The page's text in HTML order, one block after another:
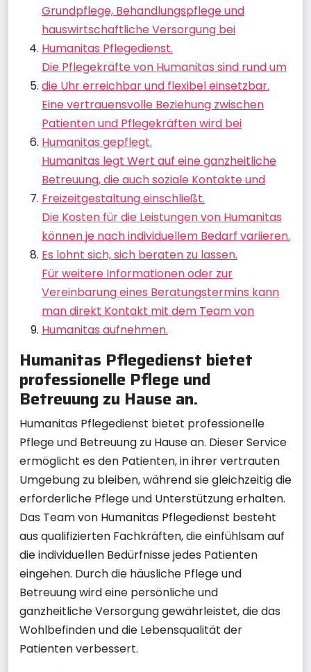
Grundpflege, Behandlungspflege und
hauswirtschaftliche Versorgung bei
Humanitas Pflegedienst.
Die Pflegekräfte von Humanitas sind rund um
die Uhr erreichbar und flexibel einsetzbar.
Eine vertrauensvolle Beziehung zwischen
Patienten und Pflegekräften wird bei
Humanitas gepflegt.
Humanitas legt Wert auf eine ganzheitliche
Betreuung, die auch soziale Kontakte und
Freizeitgestaltung einschließt.
Die Kosten für die Leistungen von Humanitas
können je nach individuellem Bedarf variieren.
Es lohnt sich, sich beraten zu lassen.
Für weitere Informationen oder zur
Vereinbarung eines Beratungstermins kann
man direkt Kontakt mit dem Team von
Humanitas aufnehmen.
Humanitas Pflegedienst bietet
professionelle Pflege und
Betreuung zu Hause an.
Humanitas Pflegedienst bietet professionelle
Pflege und Betreuung zu Hause an. Dieser Service
ermöglicht es den Patienten, in ihrer vertrauten
Umgebung zu bleiben, während sie gleichzeitig die
erforderliche Pflege und Unterstützung erhalten.
Das Team von Humanitas Pflegedienst besteht
aus qualifizierten Fachkräften, die einfühlsam auf
die individuellen Bedürfnisse jedes Patienten
eingehen. Durch die häusliche Pflege und
Betreuung wird eine persönliche und
ganzheitliche Versorgung gewährleistet, die das
Wohlbefinden und die Lebensqualität der
Patienten verbessert.